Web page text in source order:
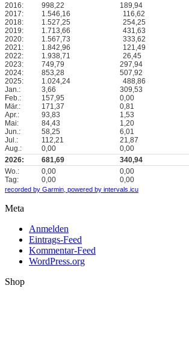
2016: 998,22 189,94
2017:
1.546,16 116,62
2018:
1.527,25 254,25
2019:
1.713,66 431,63
2020:
1.567,73 333,62
2021:
1.842,96 121,49
2022:
1.938,71 26,45
2023:
749,79 297,94
2024:
853,28 507,92
2025:
1.024,24 488,86
Jan.:
3,66 309,53
Feb.:
157,95 0,00
Mär.:
171,37 0,81
Apr.:
93,83 1,53
Mai:
84,43 1,20
Jun.:
58,25 6,01
Jul.:
112,21 21,87
Aug.:
0,00 0,00
2026:
681,69 340,94
Wo.:
0,00 0,00
Tag:
0,00 0,00
recorded by Garmin, powered by intervals.icu
Meta
Anmelden
Eintrags-Feed
Kommentar-Feed
WordPress.org
Shop